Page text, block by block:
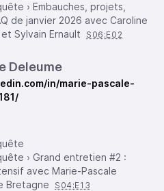
› Embauches, projets,
de janvier 2026 avec Caroline
Sylvain Ernault
S06:E02
Deleume
in/marie-pascale-
› Grand entretien #2 :
avec Marie-Pascale
Bretagne
S04:E13